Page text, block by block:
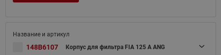
148B6107 Корпус для фильтра FIA 125 A ANG